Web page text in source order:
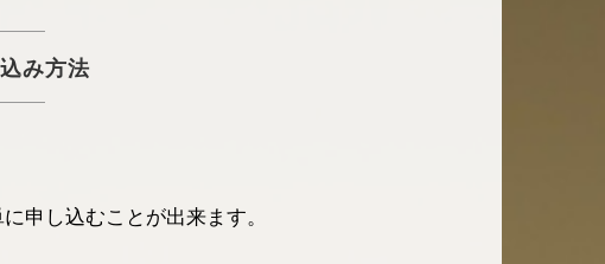
み方法
申し込むことが出来ます。